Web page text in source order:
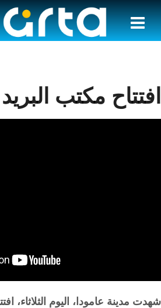
افتتاح مكتب
شهدت مدينة عامودا، اليوم الثلاثاء،